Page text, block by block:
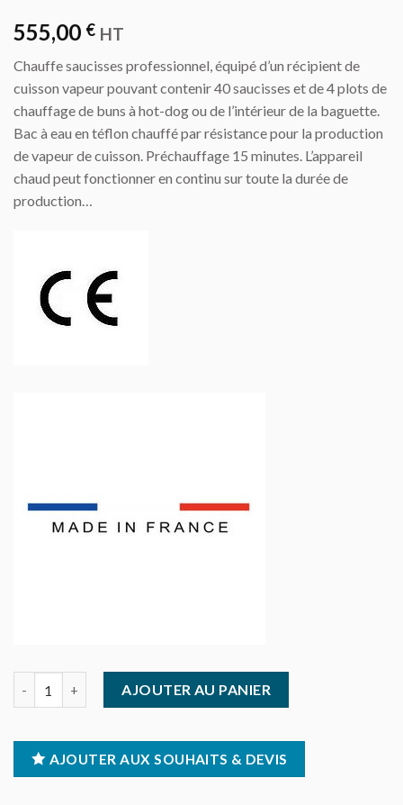
555,00 € HT
Chauffe saucisses professionnel, équipé d’un récipient de
cuisson vapeur pouvant contenir 40 saucisses et de 4 plots de
chauffage de buns à hot-dog ou de l’intérieur de la baguette.
Bac à eau en téflon chauffé par résistance pour la production
de vapeur de cuisson. Préchauffage 15 minutes. L’appareil
chaud peut fonctionner en continu sur toute la durée de
production…
AJOUTER AU PANIER
AJOUTER AUX SOUHAITS & DEVIS